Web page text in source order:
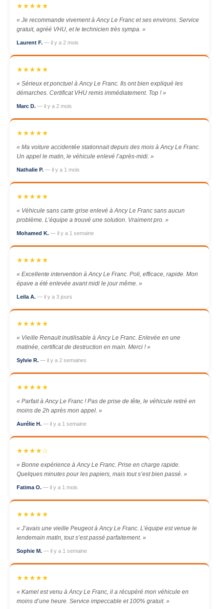
★★★★★
« Je recommande vivement à Ancy Le Franc et ses environs. Service
gratuit, agréé VHU, et le technicien très sympa. »
Laurent F. — il y a 2 mois
★★★★★
« Sérieux et ponctuel à Ancy Le Franc. Ils ont bien expliqué les
démarches. Certificat VHU remis immédiatement. Top ! »
Marc D. — il y a 2 mois
★★★★★
« Ma voiture accidentée stationnait depuis des mois à Ancy Le Franc.
Un appel le matin, le véhicule enlevé l’après-midi. »
Nathalie P. — il y a 1 mois
★★★★★
« Véhicule sans carte grise enlevé à Ancy Le Franc sans aucun
problème. L’équipe a trouvé une solution. Vraiment pro. »
Mohamed K. — il y a 1 semaine
★★★★★
« Excellente intervention à Ancy Le Franc. Poli, efficace, rapide. Mon
épave a été enlevée avant midi le jour même. »
Leila A. — il y a 3 jours
★★★★★
« Vieille Renault inutilisable à Ancy Le Franc. Enlevée en une
matinée, certificat de destruction en main. Merci ! »
Sylvie R. — il y a 2 semaines
★★★★★
« Parfait à Ancy Le Franc ! Pas de prise de tête, le véhicule retiré en
moins de 2h après mon appel. »
Aurélie H. — il y a 1 semaine
★★★★☆
« Bonne expérience à Ancy Le Franc. Prise en charge rapide.
Quelques minutes pour les papiers, mais tout s’est bien passé. »
Fatima O. — il y a 1 mois
★★★★★
« J’avais une vieille Peugeot à Ancy Le Franc. L’équipe est venue le
lendemain matin, tout s’est passé parfaitement. »
Sophie M. — il y a 1 semaine
★★★★★
« Kamel est venu à Ancy Le Franc, il a récupéré mon véhicule en
moins d’une heure. Service impeccable et 100% gratuit. »